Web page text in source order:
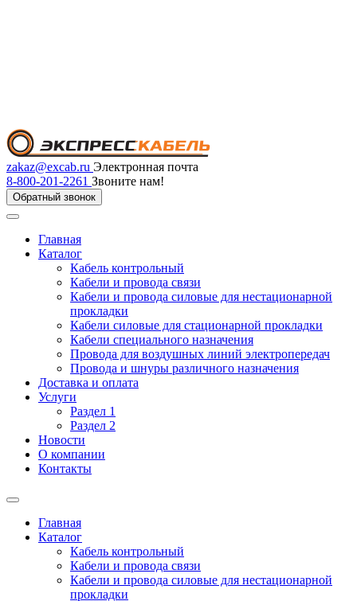
zakaz@excab.ru Электронная почта
8-800-201-2261 Звоните нам!
Обратный звонок
Главная
Каталог
Кабель контрольный
Кабели и провода связи
Кабели и провода силовые для нестационарной
прокладки
Кабели силовые для стационарной прокладки
Кабели специального назначения
Провода для воздушных линий электропередач
Провода и шнуры различного назначения
Доставка и оплата
Услуги
Раздел 1
Раздел 2
Новости
О компании
Контакты
Главная
Каталог
Кабель контрольный
Кабели и провода связи
Кабели и провода силовые для нестационарной
прокладки